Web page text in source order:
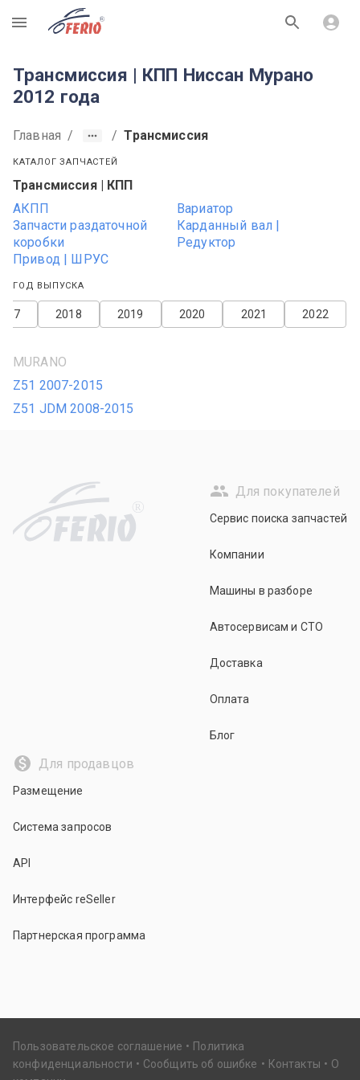
R
Трансмиссия | КПП Ниссан Мурано
2012 года
Главная / / Трансмиссия
КАТАЛОГ ЗАПЧАСТЕЙ
Трансмиссия | КПП
АКПП
Вариатор
Запчасти раздаточной
коробки
Карданный вал |
Редуктор
Привод | ШРУС
ГОД ВЫПУСКА
2022
2021
2020
2019
2018
MURANO
Z51 2007-2015
Z51 JDM 2008-2015
R
Для покупателей
Сервис поиска запчастей
Компании
Машины в разборе
Автосервисам и СТО
Доставка
Оплата
Блог
Для продавцов
Размещение
Система запросов
API
Интерфейс reSeller
Партнерская программа
Пользовательское соглашение
Политика
конфиденциальности
Сообщить об ошибке Контакты
О